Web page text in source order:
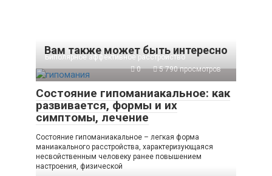
Вам также может быть интересно
Биполярное аффективное расстройство
0
5 790 просмотров
Состояние гипоманиакальное: как
развивается, формы и их
симптомы, лечение
Состояние гипоманиакальное – легкая форма
маниакального расстройства, характеризующаяся
несвойственным человеку ранее повышением
настроения, физической